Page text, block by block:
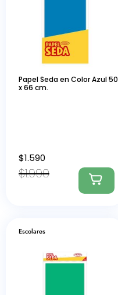
Papel Seda en Color Azul 50
x 66 cm.
$1.990
$1.590
Escolares